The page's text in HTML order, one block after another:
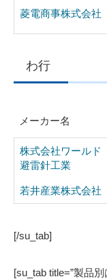
菱電商事株式会社
わ行
メーカー名
株式会社ワールド
避雷針工業
若井産業株式会社
[/su_tab]
[su_tab title=”製品別